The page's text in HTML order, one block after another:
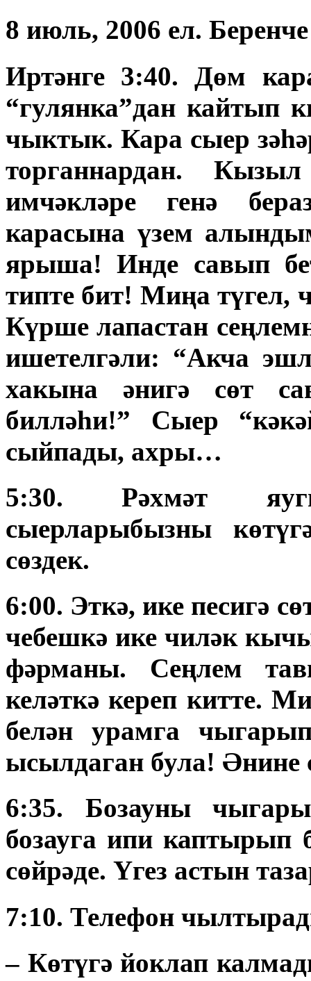
8 июль, 2006 ел.
Иртәнге 3:40. Дөм
“гулянка”дан кайтып
чыктык. Кара сыер
торганнардан.
имчәкләре генә
карасына үзем
ярыша! Инде савып
типте бит! Миңа түгел,
Күрше лапастан
ишетелгәли: “Акча
хакына әнигә сөт
билләһи!” Сыер
сыйпады, ахры…
5:30. Рәхмәт
сыерларыбызны
сөздек.
6:00. Эткә, ике песигә
чебешкә ике чиләк
фәрманы. Сеңлем
келәткә кереп китте.
белән урамга
ысылдаган була! Әнине
6:35. Бозауны
бозауга ипи каптырып
сөйрәде. Үгез астын
7:10. Телефон
– Көтүгә йоклап